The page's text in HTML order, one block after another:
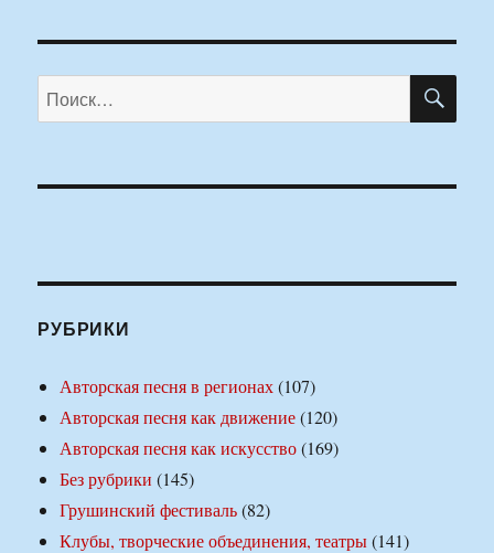
Искать:
РУБРИКИ
Авторская песня в регионах(107)
Авторская песня как движение(120)
Авторская песня как искусство(169)
Без рубрики (145)
Грушинский фестиваль(82)
Клубы, творческие объединения, театры(141)